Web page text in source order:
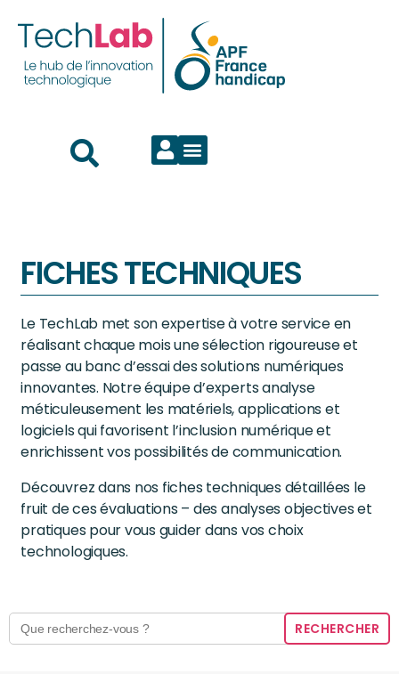
FICHES TECHNIQUES
Le TechLab met son expertise à votre service en
réalisant chaque mois une sélection rigoureuse et
passe au banc d’essai des solutions numériques
innovantes. Notre équipe d’experts analyse
méticuleusement les matériels, applications et
logiciels qui favorisent l’inclusion numérique et
enrichissent vos possibilités de communication.
Découvrez dans nos fiches techniques détaillées le
fruit de ces évaluations – des analyses objectives et
pratiques pour vous guider dans vos choix
technologiques.
Search
for: